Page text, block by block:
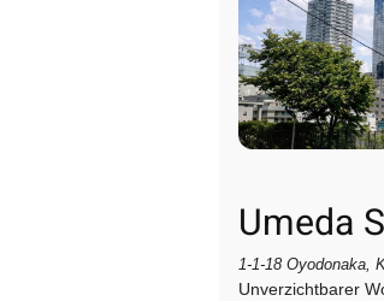
Umeda
1‑1‑18 Oyodonaka,
Unverzichtbarer